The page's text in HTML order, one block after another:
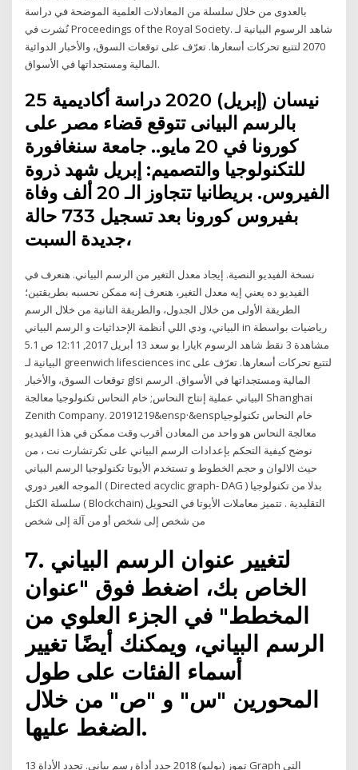
بالعدوى من خلال سلسلة من المعادلات العلمية الموضحة في دراسة
نُشرت في Proceedings of the Royal Society. شاهد الرسوم البيانية لـ
المالية ومستجداتها في الأسواق.
25 نيسان (إبريل) 2020 دراسة أكاديمية
بالرسم البيانى تتوقع قضاء مصر على
كورونا في 20 مايو.. جامعة سنغافورة
للتكنولوجيا والتصميم: إبريل شهد ذروة
الفيروس. بريطانيا تتجاوز الـ 20 ألف وفاة
بفيروس كورونا بعد تسجيل 733 حالة
جديدة السبت،
‏نسخة الفيديو النصية. إيجاد معدل التغير من الرسم البياني. هنعرف في
الفيديو ده يعني إيه معدل التغير، هنعرف إنه ممكن نحسبه بطريقتين؛
الطريقة الأولى من خلال الجدول، والطريقة التانية من خلال الرسم
البياني، ودي اللي أنظمة الإحداثيات و الرسم البياني in رياضيات بواسطة
يارا بو سعد 13 أبريل 2017, 12:11 ص 5.1k مشاهدة 3 نقط شاهد الرسوم
البيانية لـ ‎greenwich lifesciences inc‎ لتتبع تحركات أسعارها. تعرّف على
توقعات السوق، والأخبار ‎glsi‎ المالية ومستجداتها في الأسواق. الرسم
البياني عملية إنتاج النحاس; خام النحاس تكنولوجيا معالجة Shanghai
Zenith Company. 20191219&ensp·&enspخام النحاس تكنولوجيا
معالجة النحاس هو واحد من المعادن أقرب وقت ممكن في هذا الفيديو
نوضح كيفية التحكم بإعدادات الرسم البياني على تكرتشارت نت ، من
حيث الالوان و حجم الخطوط و تستخدم الأيوتا تكنولوجيا الرسم البياني
الموجه الغير دوري ( Directed acyclic graph- DAG ) بدلا من تكنولوجيا
سلسلة الكتل ( Blockchain) التقليدية . تتميز معاملات الأيوتا في التحويل
من شخص إلى شخص أو من آلة إلى شخص
7. لتغيير عنوان الرسم البياني
الخاص بك، اضغط فوق "عنوان
المخطط" في الجزء العلوي من
الرسم البياني، ويمكنك أيضًا تغيير
أسماء الفئات على طول
المحورين "س" و "ص" من خلال
الضغط عليها.
13 تموز (يوليو) 2018 حدد أداة رسم بياني. تحدد الأداة Graph التي